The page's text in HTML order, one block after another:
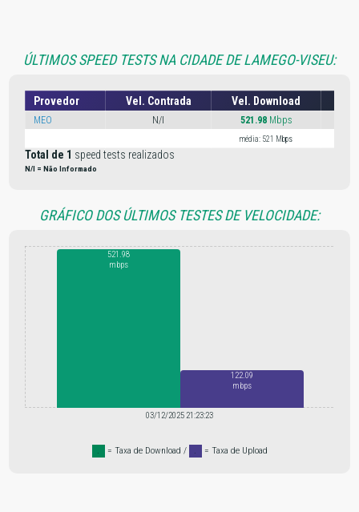
ÚLTIMOS SPEED TESTS NA CIDADE DE LAMEGO-VISEU:
Provedor Vel. Contrada Vel. Download
MEO N/I 521.98Mbps
média: 521 Mbps
Total de 1 speed tests realizados
N/I = Não Informado
GRÁFICO DOS ÚLTIMOS TESTES DE VELOCIDADE:
521.98
mbps
122.09
mbps
03/12/2025 21:23:23
. = Taxa de Download / . = Taxa de Upload